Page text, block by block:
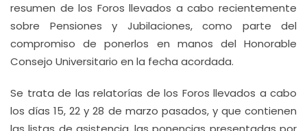
resumen de los Foros llevados a cabo recientemente
sobre Pensiones y Jubilaciones, como parte del
compromiso de ponerlos en manos del Honorable
Consejo Universitario en la fecha acordada.
Se trata de las relatorías de los Foros llevados a cabo
los días 15, 22 y 28 de marzo pasados, y que contienen